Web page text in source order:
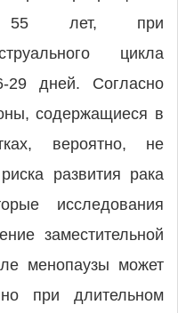
55 лет, при
цикла
дней. Согласно
содержащиеся в
вероятно, не
развития рака
исследования
заместительной
менопаузы может
при длительном